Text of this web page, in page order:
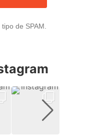
de SPAM.